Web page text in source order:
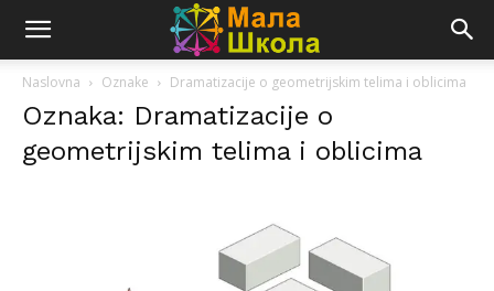
Naslovna Oznake Dramatizacije o geometrijskim telima i oblicima
Oznaka: Dramatizacije o
geometrijskim telima i oblicima